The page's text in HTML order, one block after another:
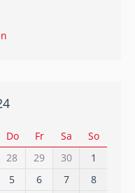
Do Fr Sa
So
28 29 30
1
5 6 7
8